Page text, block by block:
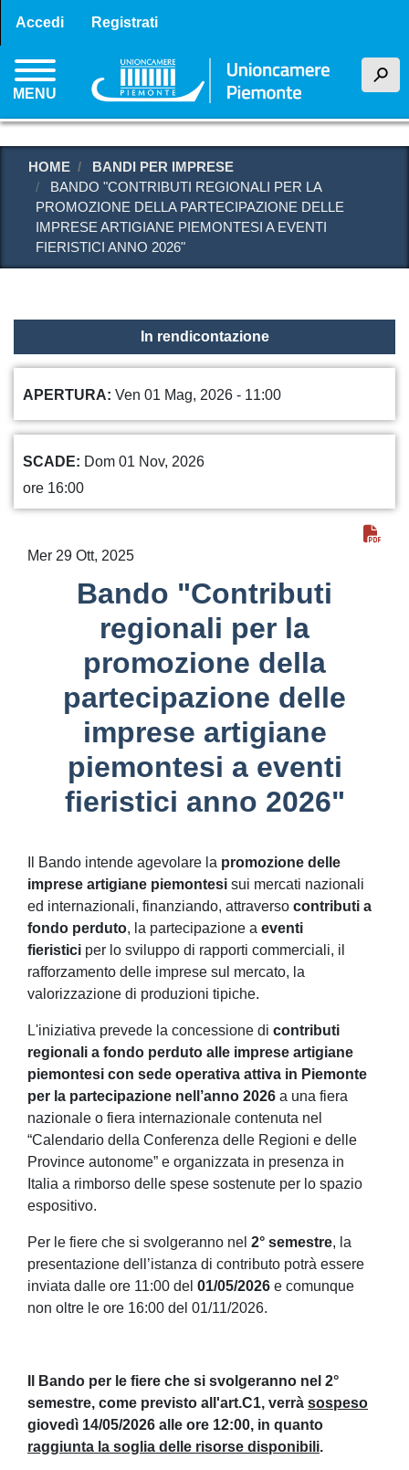
contenuto
principale
Menu profilo utente
Accedi Registrati
MENU
h
HOME
BANDI PER IMPRESE
BANDO "CONTRIBUTI REGIONALI PER LA
PROMOZIONE DELLA PARTECIPAZIONE DELLE
IMPRESE ARTIGIANE PIEMONTESI A EVENTI
FIERISTICI ANNO 2026"
In rendicontazione
APERTURA Ven 01 Mag, 2026 - 11:00
SCADE
Dom 01 Nov, 2026
ore 16:00
Mer 29 Ott, 2025
Bando "Contributi
regionali per la
promozione della
partecipazione delle
imprese artigiane
piemontesi a eventi
fieristici anno 2026"
Il Bando intende agevolare la promozione delle
imprese artigiane piemontesi sui mercati nazionali
ed internazionali, finanziando, attraverso contributi a
fondo perduto, la partecipazione a eventi
fieristici per lo sviluppo di rapporti commerciali, il
rafforzamento delle imprese sul mercato, la
valorizzazione di produzioni tipiche.
L'iniziativa prevede la concessione di contributi
regionali a fondo perduto alle imprese artigiane
piemontesi con sede operativa attiva in Piemonte
per la partecipazione nell’anno 2026 a una fiera
nazionale o fiera internazionale contenuta nel
“Calendario della Conferenza delle Regioni e delle
Province autonome” e organizzata in presenza in
Italia a rimborso delle spese sostenute per lo spazio
espositivo.
Per le fiere che si svolgeranno nel 2° semestre, la
presentazione dell’istanza di contributo potrà essere
inviata dalle ore 11:00 del 01/05/2026 e comunque
non oltre le ore 16:00 del 01/11/2026.
Il Bando per le fiere che si svolgeranno nel 2°
semestre, come previsto all'art.C1, verrà sospeso
giovedì 14/05/2026 alle ore 12:00, in quanto
raggiunta la soglia delle risorse disponibili.